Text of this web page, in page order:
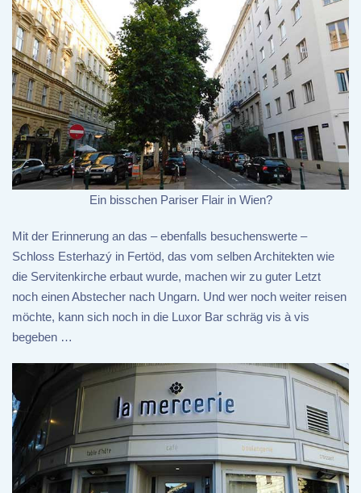
Ein bisschen Pariser Flair in Wien?
Mit der Erinnerung an das – ebenfalls besuchenswerte –
Schloss Esterhazý in Fertöd, das vom selben Architekten wie
die Servitenkirche erbaut wurde, machen wir zu guter Letzt
noch einen Abstecher nach Ungarn. Und wer noch weiter reisen
möchte, kann sich noch in die Luxor Bar schräg vis à vis
begeben …